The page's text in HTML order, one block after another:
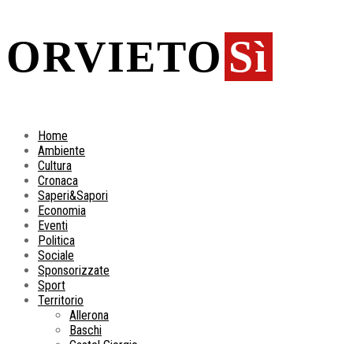
ORVIETO Sì
Home
Ambiente
Cultura
Cronaca
Saperi&Sapori
Economia
Eventi
Politica
Sociale
Sponsorizzate
Sport
Territorio
Allerona
Baschi